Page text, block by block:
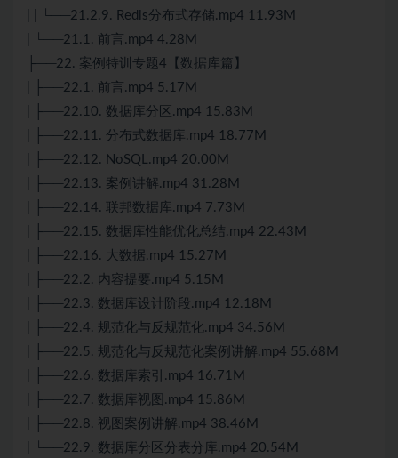
| | └──21.2.9. Redis分布式存储.mp4 11.93M
| └──21.1. 前言.mp4 4.28M
├──22. 案例特训专题4【数据库篇】
| ├──22.1. 前言.mp4 5.17M
| ├──22.10. 数据库分区.mp4 15.83M
| ├──22.11. 分布式数据库.mp4 18.77M
| ├──22.12. NoSQL.mp4 20.00M
| ├──22.13. 案例讲解.mp4 31.28M
| ├──22.14. 联邦数据库.mp4 7.73M
| ├──22.15. 数据库性能优化总结.mp4 22.43M
| ├──22.16. 大数据.mp4 15.27M
| ├──22.2. 内容提要.mp4 5.15M
| ├──22.3. 数据库设计阶段.mp4 12.18M
| ├──22.4. 规范化与反规范化.mp4 34.56M
| ├──22.5. 规范化与反规范化案例讲解.mp4 55.68M
| ├──22.6. 数据库索引.mp4 16.71M
| ├──22.7. 数据库视图.mp4 15.86M
| ├──22.8. 视图案例讲解.mp4 38.46M
| └──22.9. 数据库分区分表分库.mp4 20.54M